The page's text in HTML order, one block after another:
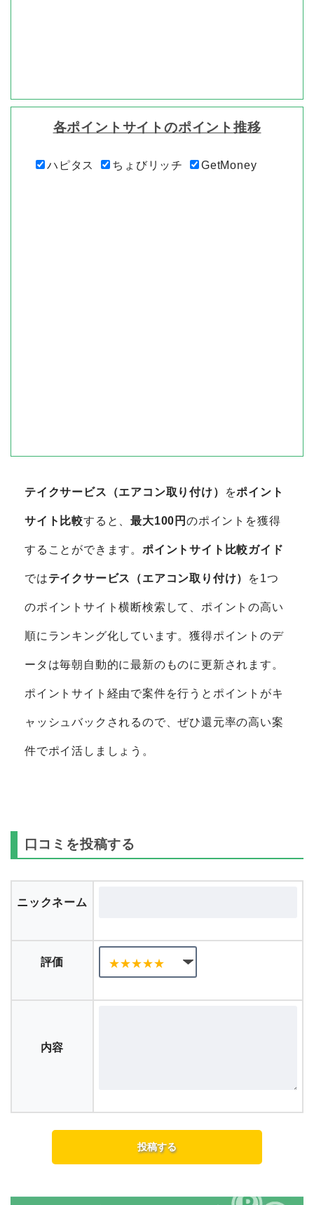
各ポイントサイトのポイント推移
ハピタス ちょびリッチ GetMoney
テイクサービス（エアコン取り付け） をポイント
サイト比較すると、最大100円のポイントを獲得
することができます。 ポイントサイト比較ガイド
ではテイクサービス（エアコン取り付け） を1つ
のポイントサイト横断検索して、ポイントの高い
順にランキング化しています。獲得ポイントのデ
ータは毎朝自動的に最新のものに更新されます。
ポイントサイト経由で案件を行うとポイントがキ
ャッシュバックされるので、ぜひ還元率の高い案
件でポイ活しましょう。
口コミを投稿する
ニックネーム
評価
内容